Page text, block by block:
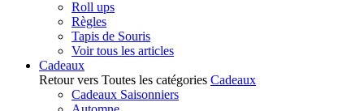
Roll ups
Règles
Tapis de Souris
Voir tous les articles
Cadeaux
Retour vers Toutes les catégories Cadeaux
Cadeaux Saisonniers